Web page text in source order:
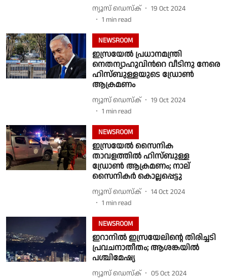
ന്യൂസ് ഡെസ്ക്
19 Oct 2024
1 min read
NEWSROOM
ഇസ്രയേല്‍ പ്രധാനമന്ത്രി
നെതന്യാഹുവിന്‍റെ വീടിനു നേരെ
ഹിസ്ബുള്ളയുടെ ഡ്രോണ്‍
ആക്രമണം
ന്യൂസ് ഡെസ്ക്
19 Oct 2024
1 min read
NEWSROOM
ഇസ്രയേൽ സൈനിക
താവളത്തിൽ ഹിസ്ബുള്ള
ഡ്രോൺ ആക്രമണം; നാല്
സൈനികർ കൊല്ലപ്പെട്ടു
ന്യൂസ് ഡെസ്ക്
14 Oct 2024
1 min read
NEWSROOM
ഇറാനിൽ ഇസ്രയേലിൻ്റെ തിരിച്ചടി
പ്രവചനാതീതം; ആശങ്കയിൽ
പശ്ചിമേഷ്യ
ന്യൂസ് ഡെസ്ക്
05 Oct 2024